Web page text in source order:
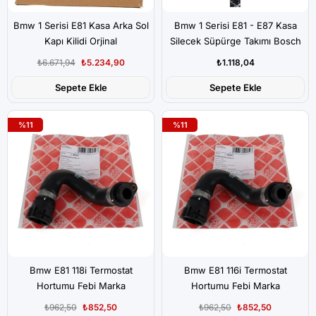
Bmw 1 Serisi E81 Kasa Arka Sol
Kapı Kilidi Orjinal
₺5.234,90
₺6.671,94
Sepete Ekle
Bmw 1 Serisi E81 - E87 Kasa
Silecek Süpürge Takımı Bosch
₺1.118,04
Sepete Ekle
Bmw E81 118i Termostat
Hortumu Febi Marka
₺852,50
₺962,50
%11
Bmw E81 116i Termostat
Hortumu Febi Marka
₺852,50
₺962,50
%11